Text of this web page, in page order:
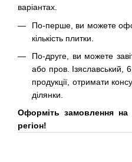
варіантах.
По-перше, ви можете
кількість плитки.
По-друге, ви можете
або пров. Ізяславський,
продукції, отримати
ділянки.
Оформіть замовлення
регіон!